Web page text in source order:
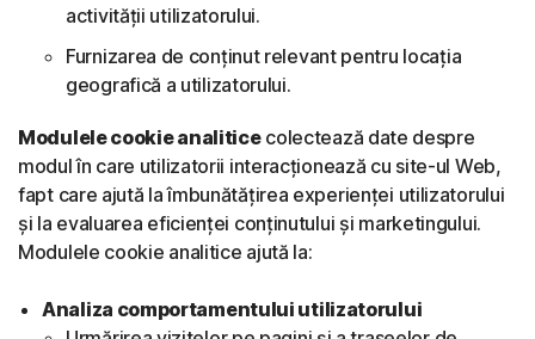
activității utilizatorului.
Furnizarea de conținut relevant pentru locația
geografică a utilizatorului.
Modulele cookie analiticecolectează date despre
modul în care utilizatorii interacționează cu site-ul Web,
fapt care ajută la îmbunătățirea experienței utilizatorului
și la evaluarea eficienței conținutului și marketingului.
Modulele cookie analitice ajută la:
Analiza comportamentului utilizatorului